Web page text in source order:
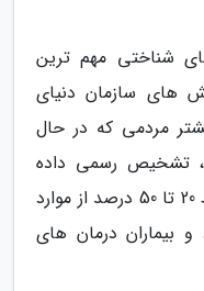
شناختی مهم ترین
های سازمان دنیای
مردمی که در حال
تشخیص رسمی داده
نمی شود. در کشورهای پردرآمد فقط 20 تا 50 درصد از موارد
درمان های